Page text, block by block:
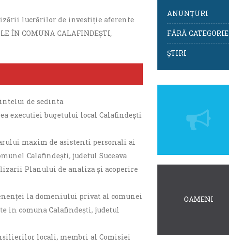
lucrărilor de investiţie aferente
ÎN COMUNA CALAFINDEȘTI,
de sedinta
executiei bugetului local Calafindești
maxim de asistenti personali ai
Calafindești, judetul Suceava
Planului de analiza și acoperire
la domeniului privat al comunei
in comuna Calafindești, judetul
locali, membri al Comisiei
ANUNȚURI
FĂRĂ CATEGORIE
ȘTIRI
OAMENI